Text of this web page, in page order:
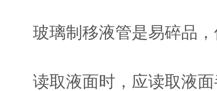
玻璃制移液管是易碎品，
读取液面时，应读取液面